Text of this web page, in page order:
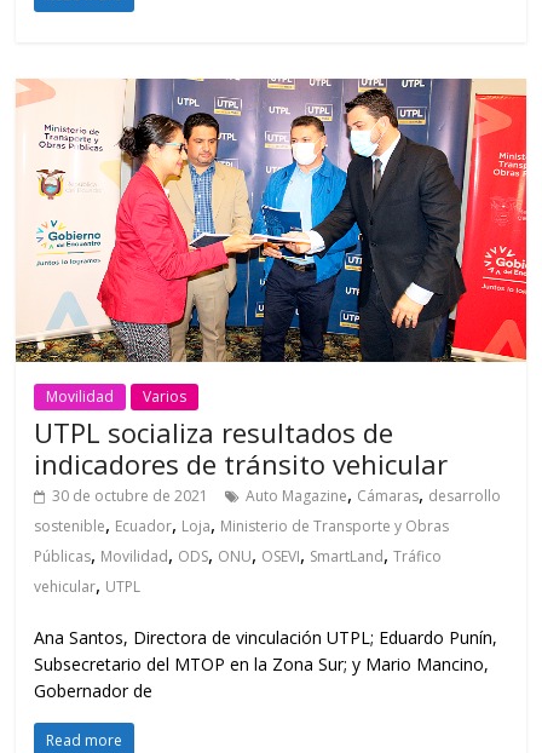
Movilidad Varios
UTPL socializa resultados de
indicadores de tránsito vehicular
30 de octubre de 2021 Auto Magazine, Cámaras, desarrollo
sostenible, Ecuador, Loja, Ministerio de Transporte y Obras
Públicas, Movilidad, ODS, ONU, OSEVI, SmartLand,Tráfico
vehicular, UTPL
Ana Santos, Directora de vinculación UTPL; Eduardo Punín,
Subsecretario del MTOP en la Zona Sur; y Mario Mancino,
Gobernador de
Read more